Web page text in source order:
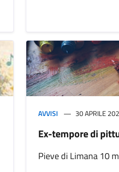
AVVISI 30 APRILE
Ex-tempore di
Pieve di Limana 10